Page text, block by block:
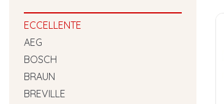
ECCELLENTE
AEG
BOSCH
BRAUN
BREVILLE